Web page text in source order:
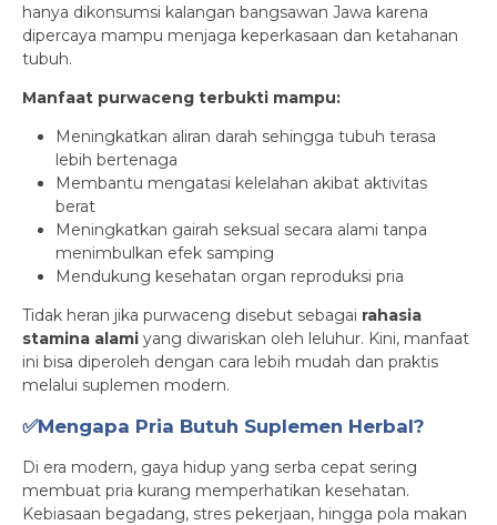
hanya dikonsumsi kalangan bangsawan Jawa karena
dipercaya mampu menjaga keperkasaan dan ketahanan
tubuh.
Manfaat purwaceng terbukti mampu:
Meningkatkan aliran darah sehingga tubuh terasa
lebih bertenaga
Membantu mengatasi kelelahan akibat aktivitas
berat
Meningkatkan gairah seksual secara alami tanpa
menimbulkan efek samping
Mendukung kesehatan organ reproduksi pria
Tidak heran jika purwaceng disebut sebagai rahasia
stamina alami yang diwariskan oleh leluhur. Kini, manfaat
ini bisa diperoleh dengan cara lebih mudah dan praktis
melalui suplemen modern.
✅Mengapa Pria Butuh Suplemen Herbal?
Di era modern, gaya hidup yang serba cepat sering
membuat pria kurang memperhatikan kesehatan.
Kebiasaan begadang, stres pekerjaan, hingga pola makan